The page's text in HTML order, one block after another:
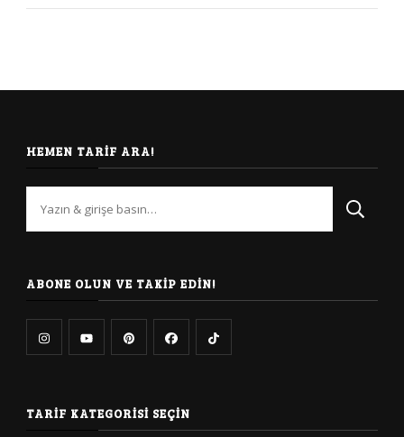
HEMEN TARIF ARA!
arıyorsunuz?
ABONE OLUN VE TAKIP EDIN!
TARIF KATEGORISI SEÇIN